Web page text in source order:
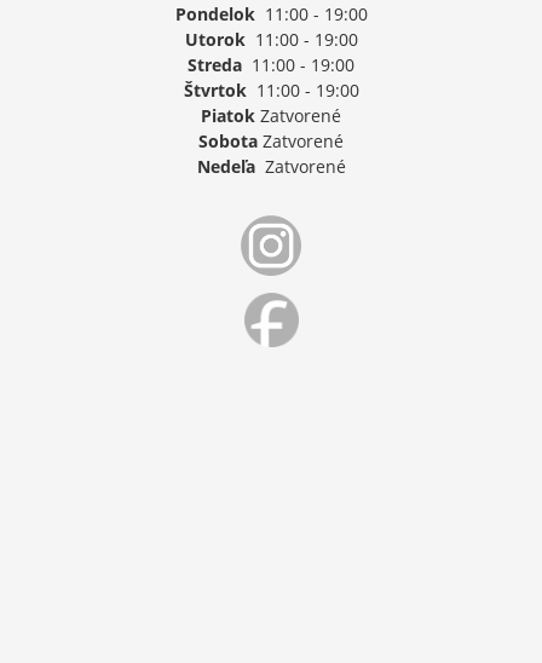
Pondelok11:00 - 19:00
Utorok11:00 - 19:00
Streda 11:00 - 19:00
Štvrtok11:00 - 19:00
Piatok Zatvorené
Sobota Zatvorené
NedeľaZatvorené